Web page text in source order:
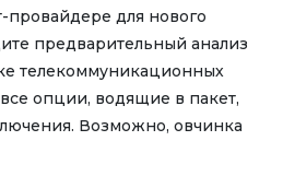
для нового
предварительный анализ
телекоммуникационных
опции, водящие в пакет,
Возможно, овчинка